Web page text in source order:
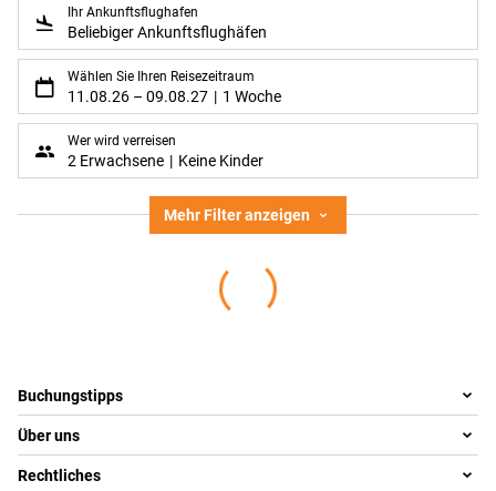
Ihr Ankunftsflughafen
Beliebiger Ankunftsflughäfen
Wählen Sie Ihren Reisezeitraum
11.08.26 – 09.08.27 1 Woche
Wer wird verreisen
2 Erwachsene Keine Kinder
Mehr Filter anzeigen
Footer navigation
Buchungstipps
Warum im Reisebüro buchen
Reisewelten
Über uns
Team
Rechtliches